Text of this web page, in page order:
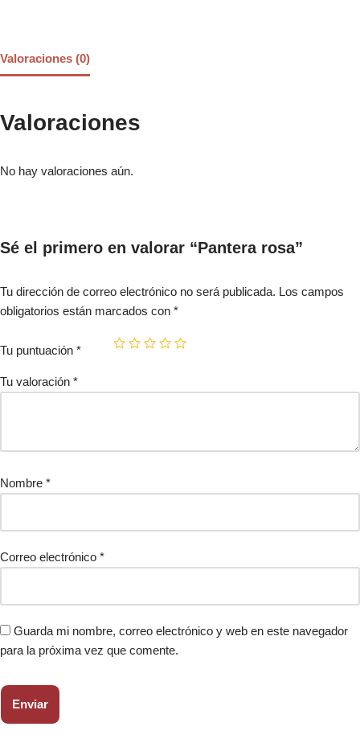
Valoraciones (0)
Valoraciones
No hay valoraciones aún.
Sé el primero en valorar “Pantera rosa”
Tu dirección de correo electrónico no será publicada. Los campos
obligatorios están marcados con *
Tu puntuación *
Tu valoración *
Nombre *
Correo electrónico *
Guarda mi nombre, correo electrónico y web en este navegador
para la próxima vez que comente.